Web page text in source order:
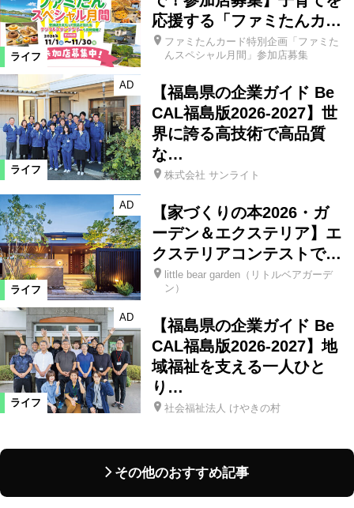
ライフ
応援する「ファミたんカ…
ファミたんカード特別企画「ファミた
んスペシャル月間」参加店募集
ライフ
AD
【福島県の企業ガイド Be
CAL福島版2026-2027】世
界に誇る高技術で高品質
な…
株式会社 サンライト
ライフ
AD
【家づくりの本2026・ガ
ーデン＆エクステリア】エ
クステリアコンテストで…
little bear garden（リトルベアガーデ
ン）
ライフ
AD
【福島県の企業ガイド Be
CAL福島版2026-2027】地
域福祉を支える一人ひと
り…
社会福祉法人 けやきの村
その他のおすすめ記事